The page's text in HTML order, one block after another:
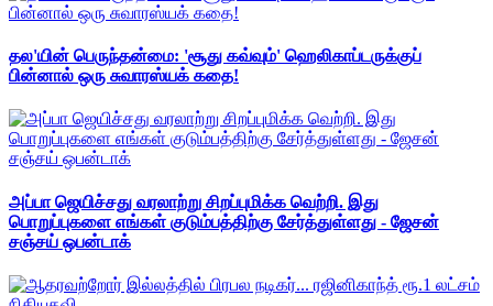
தல'யின் பெருந்தன்மை: 'சூது கவ்வும்' ஹெலிகாப்டருக்குப்
பின்னால் ஒரு சுவாரஸ்யக் கதை!
அப்பா ஜெயிச்சது வரலாற்று சிறப்புமிக்க வெற்றி. இது
பொறுப்புகளை எங்கள் குடும்பத்திற்கு சேர்த்துள்ளது - ஜேசன்
சஞ்சய் ஒபன்டாக்